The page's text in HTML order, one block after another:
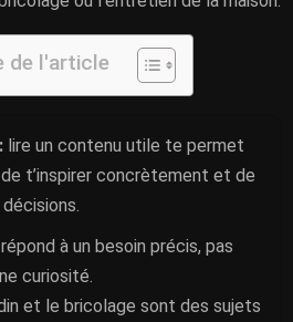
de l'article
lire un contenu utile te permet
t’inspirer concrètement et de
à un besoin précis, pas
curiosité.
et le bricolage sont des sujets